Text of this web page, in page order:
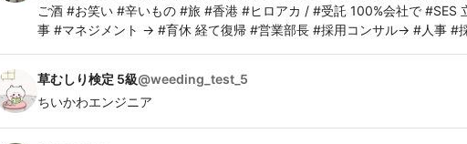
ご酒 #お笑い #辛いもの #旅 #香港 #ヒロアカ / #受託 100%会社で #SES
事 #マネジメント → #育休 経て復帰 #営業部長 #採用コンサル→ #人事 #
草むしり検定 5級@weeding_test_5
ちいかわエンジニア